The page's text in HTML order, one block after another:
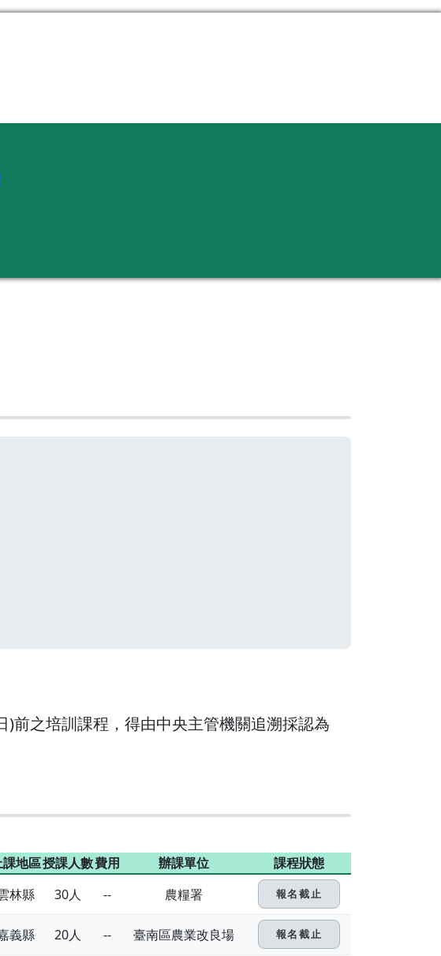
前之培訓課程，得由中央主管機關追溯採認為
課地區授課人數費用 辦課單位
課程狀態
林縣 30人 -- 農糧署 報名截止
義縣 20人 -- 臺南區農業改良場 報名截止